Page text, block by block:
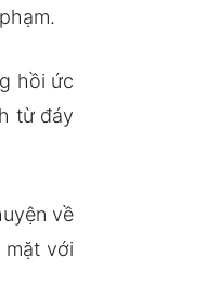
hồi ức
từ đáy
về
với